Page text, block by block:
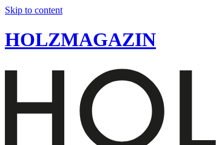
Skip to content
HOLZMAGAZIN